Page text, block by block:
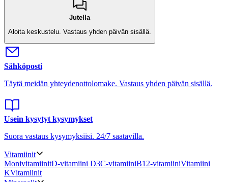
Jutella
Aloita keskustelu. Vastaus yhden päivän sisällä.
Sähköposti
Täytä meidän yhteydenottolomake. Vastaus yhden päivän sisällä.
Usein kysytyt kysymykset
Suora vastaus kysymyksiisi. 24/7 saatavilla.
Vitamiinit
MonivitamiinitD-vitamiini D3C-vitamiiniB12-vitamiiniVitamiini
KVitamiinit